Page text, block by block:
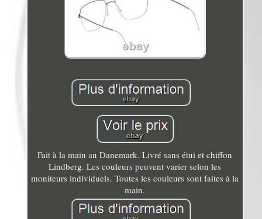
Fait à la main au Danemark. Livré sans étui et chiffon
Lindberg. Les couleurs peuvent varier selon les
moniteurs individuels. Toutes les couleurs sont faites à la
main.